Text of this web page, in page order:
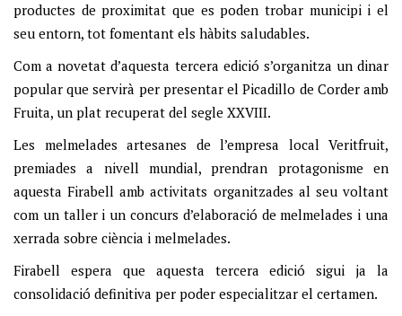
productes de proximitat que es poden trobar municipi i el
seu entorn, tot fomentant els hàbits saludables.
Com a novetat d’aquesta tercera edició s’organitza un dinar
popular que servirà per presentar el Picadillo de Corder amb
Fruita, un plat recuperat del segle XXVIII.
Les melmelades artesanes de l’empresa local Veritfruit,
premiades a nivell mundial, prendran protagonisme en
aquesta Firabell amb activitats organitzades al seu voltant
com un taller i un concurs d’elaboració de melmelades i una
xerrada sobre ciència i melmelades.
Firabell espera que aquesta tercera edició sigui ja la
consolidació definitiva per poder especialitzar el certamen.